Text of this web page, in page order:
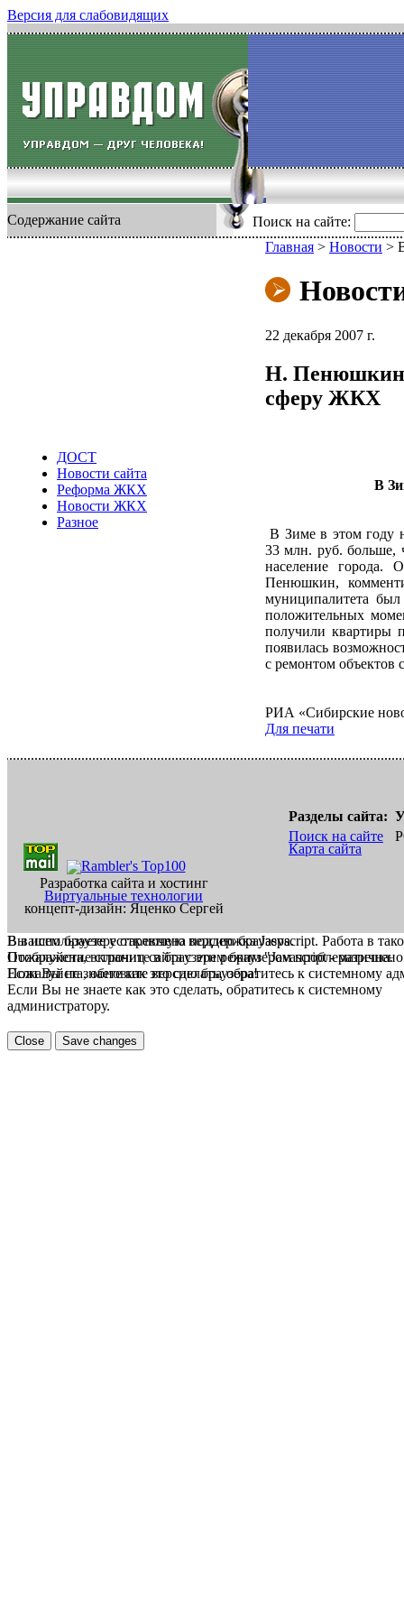
Версия для слабовидящих
Содержание сайта Поиск на сайте:
ДОСТ
Новости сайта
Реформа ЖКХ
Новости ЖКХ
Разное
Главная > Новости >
22 декабря 2007 г.
Н. Пенюшкин:
сферу ЖКХ
В
В Зиме в этом году
33 млн. руб. больше,
население города.
Пенюшкин,
муниципалитета
положительных
получили квартиры
появилась
с ремонтом объектов
РИА «Сибирские
Для печати
Разработка сайта и хостинг
Виртуальные технологии
концепт-дизайн: Яценко Сергей
Разделы сайта:
Поиск на сайте
Карта сайта
В вашем браузере отключена поддержка Jasvscript. Работа в
Пожалуйста, включите в браузере режим "Javascript -
Если Вы не знаете как это сделать, обратитесь к системному
Вы используете устаревшую версию браузера.
Отображение страниц сайта с этим браузером проблематична.
Пожалуйста, обновите версию браузера!
Если Вы не знаете как это сделать, обратитесь к системному
администратору.
Close Save changes